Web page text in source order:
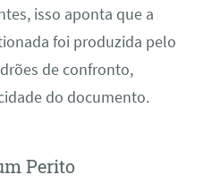
isso aponta que a
foi produzida pelo
de confronto,
do documento.
Perito